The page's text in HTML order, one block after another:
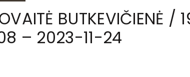
BUTKEVIČIENĖ /
– 2023-11-24